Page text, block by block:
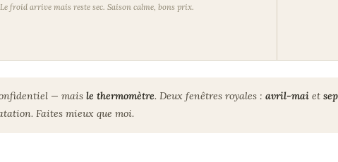
Le froid arrive mais reste sec. Saison calme, bons prix.
— maisle thermomètre. Deux fenêtres royales :avril-mai et
Faites mieux que moi.